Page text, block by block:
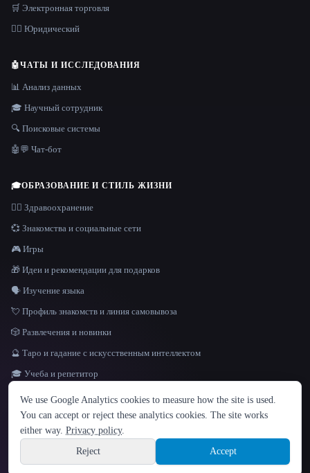
ЯЗЫК
English español Français Русский 简体中文
Hindi
Sign up
🛒 Электронная торговля
👩‍⚖️ Юридический
🤖ЧАТЫ И ИССЛЕДОВАНИЯ
📊 Анализ данных
🎓 Научный сотрудник
🔍 Поисковые системы
🤖💬 Чат-бот
🎓ОБРАЗОВАНИЕ И СТИЛЬ ЖИЗНИ
👩‍⚕️ Здравоохранение
💞 Знакомства и социальные сети
🎮 Игры
🎁 Идеи и рекомендации для подарков
🗣️ Изучение языка
💘 Профиль знакомств и линия самовывоза
🎲 Развлечения и новинки
🔮 Таро и гадание с искусственным интеллектом
🎓 Учеба и репетитор
Site information
© 2026 That AI Collection. Все права защищены.
политика конфиденциальности
Built with Metatron ★
build de3d624c
We use Google Analytics cookies to measure how the site is used.
You can accept or reject these analytics cookies. The site works
either way. Privacy policy.
Reject
Accept